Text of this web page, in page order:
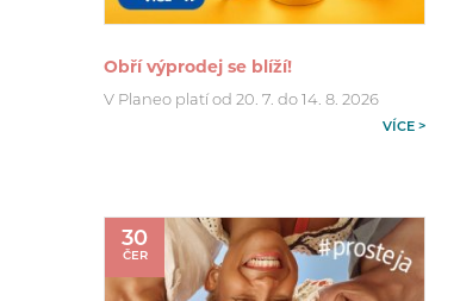
Obří výprodej se blíží!
V Planeo platí od 20. 7. do 14. 8. 2026
VÍCE >
30
ČER